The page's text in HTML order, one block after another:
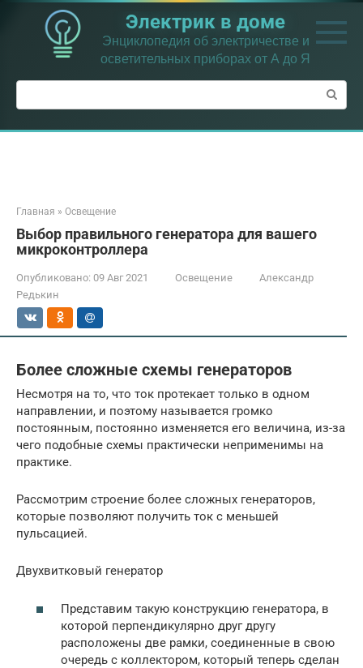
Перейти
контенту
Электрик в доме
Энциклопедия об электричестве и
осветительных приборах от А до Я
Поиск:
Главная » Освещение
Выбор правильного генератора для вашего
микроконтроллера
Опубликовано: 09 Авг 2021 Освещение
Александр
Редькин
Более сложные схемы генераторов
Несмотря на то, что ток протекает только в одном
направлении, и поэтому называется громко
постоянным, постоянно изменяется его величина, из-за
чего подобные схемы практически неприменимы на
практике.
Рассмотрим строение более сложных генераторов,
которые позволяют получить ток с меньшей
пульсацией.
Двухвитковый генератор
Представим такую конструкцию генератора, в
которой перпендикулярно друг другу
расположены две рамки, соединенные в свою
очередь с коллектором, который теперь сделан